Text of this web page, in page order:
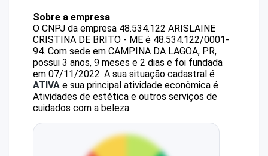
Sobre a empresa
O CNPJ da empresa 48.534.122 ARISLAINE
CRISTINA DE BRITO - ME é 48.534.122/0001-
94. Com sede em CAMPINA DA LAGOA, PR,
possui 3 anos, 9 meses e 2 dias e foi fundada
em 07/11/2022. A sua situação cadastral é
ATIVA e sua principal atividade econômica é
Atividades de estética e outros serviços de
cuidados com a beleza.